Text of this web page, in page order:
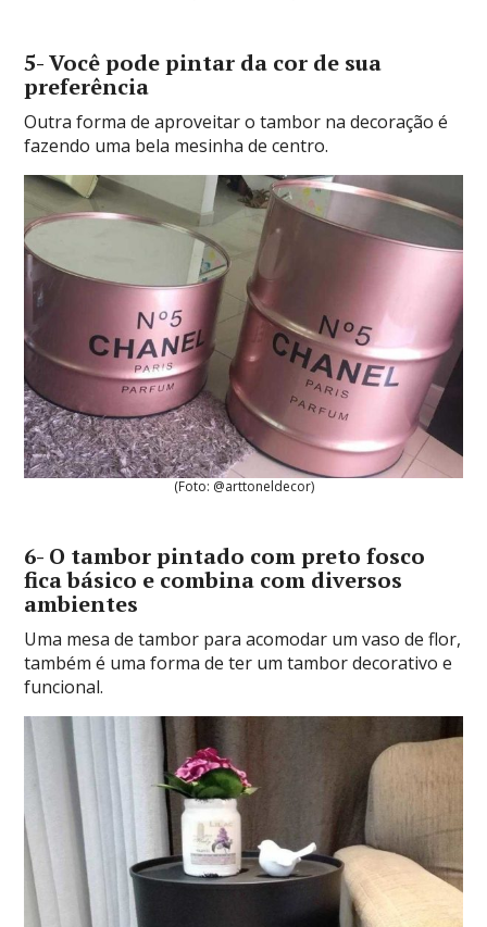
5- Você pode pintar da cor de sua
preferência
Outra forma de aproveitar o tambor na decoração é
fazendo uma bela mesinha de centro.
(Foto: @arttoneldecor)
6- O tambor pintado com preto fosco
fica básico e combina com diversos
ambientes
Uma mesa de tambor para acomodar um vaso de flor,
também é uma forma de ter um tambor decorativo e
funcional.